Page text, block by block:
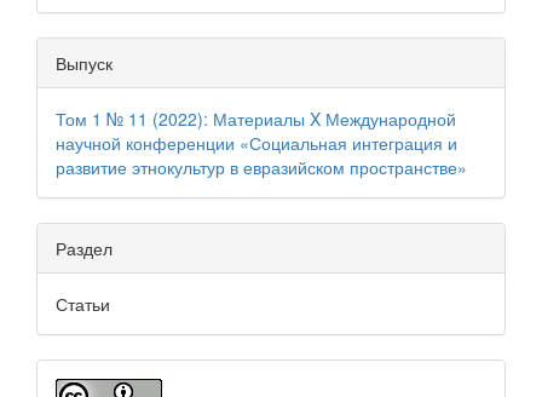
Выпуск
Том 1 № 11 (2022): Материалы X Международной
научной конференции «Социальная интеграция и
развитие этнокультур в евразийском пространстве»
Раздел
Статьи